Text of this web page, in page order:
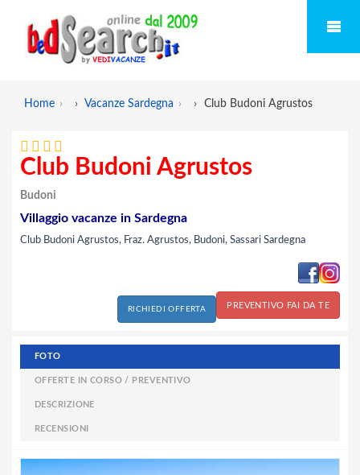
Home › Vacanze Sardegna › Club Budoni Agrustos
Club Budoni Agrustos
Budoni
Villaggio vacanze in Sardegna
Club Budoni Agrustos, Fraz. Agrustos, Budoni, Sassari Sardegna
PREVENTIVO FAI DA TE
RICHIEDI OFFERTA
FOTO
OFFERTE IN CORSO / PREVENTIVO
DESCRIZIONE
RECENSIONI